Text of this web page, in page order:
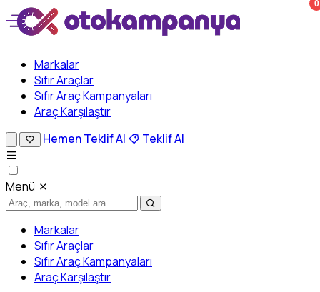
Markalar
Sıfır Araçlar
Sıfır Araç Kampanyaları
Araç Karşılaştır
0
Hemen Teklif Al Teklif Al
Menü
Markalar
Sıfır Araçlar
Sıfır Araç Kampanyaları
Araç Karşılaştır